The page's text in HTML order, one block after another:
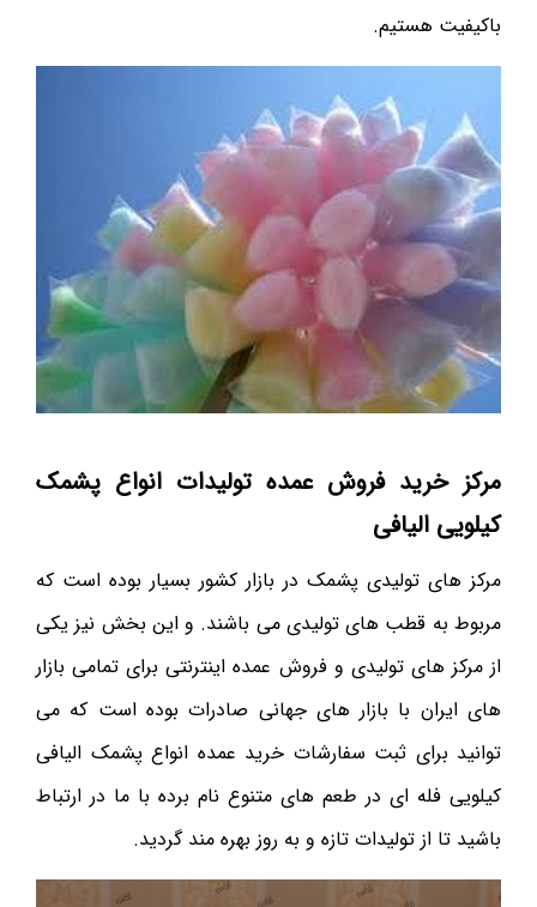
باکیفیت هستیم.
مرکز خرید فروش عمده تولیدات انواع پشمک
کیلویی الیافی
مرکز های تولیدی پشمک در بازار کشور بسیار بوده است که
مربوط به قطب های تولیدی می باشند. و این بخش نیز یکی
از مرکز های تولیدی و فروش عمده اینترنتی برای تمامی بازار
های ایران با بازار های جهانی صادرات بوده است که می
توانید برای ثبت سفارشات خرید عمده انواع پشمک الیافی
کیلویی فله ای در طعم های متنوع نام برده با ما در ارتباط
باشید تا از تولیدات تازه و به روز بهره مند گردید.